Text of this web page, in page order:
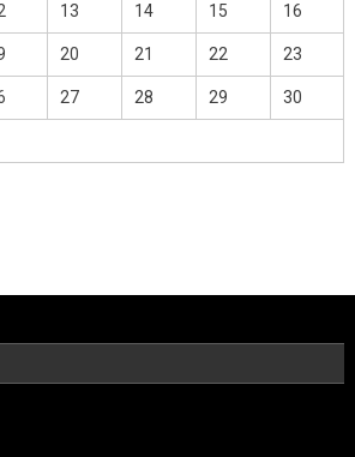
13 14 15 16
20 21 22 23
27 28 29 30